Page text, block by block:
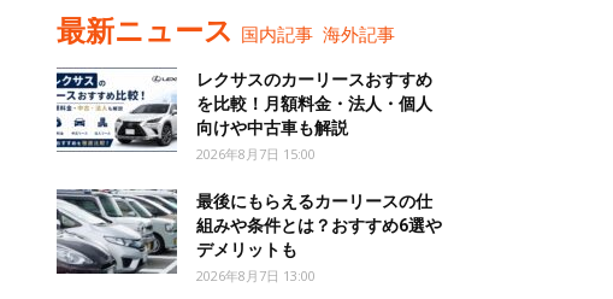
最新ニュース 国内記事 海外記事
レクサスのカーリースおすすめ
を比較！月額料金・法人・個人
向けや中古車も解説
2026年8月7日 15:00
最後にもらえるカーリースの仕
組みや条件とは？おすすめ6選や
デメリットも
2026年8月7日 13:00